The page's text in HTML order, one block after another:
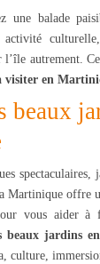
une balade
l’île autrement.
visiter en
beaux
spectaculaires,
Martinique offre
vous aider
beaux jardins
culture,